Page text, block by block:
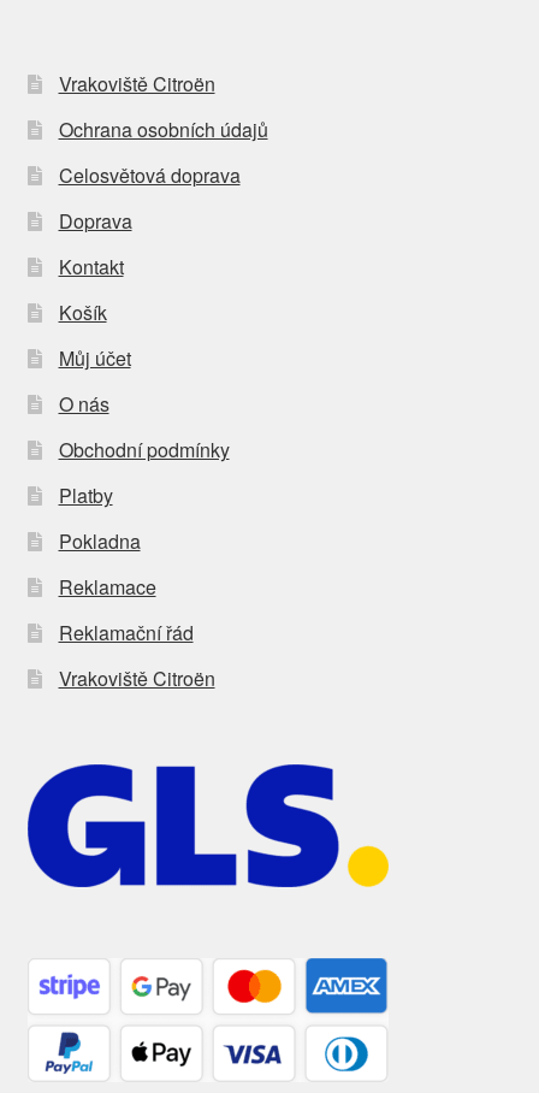
Vrakoviště Citroën
Ochrana osobních údajů
Celosvětová doprava
Doprava
Kontakt
Košík
Můj účet
O nás
Obchodní podmínky
Platby
Pokladna
Reklamace
Reklamační řád
Vrakoviště Citroën